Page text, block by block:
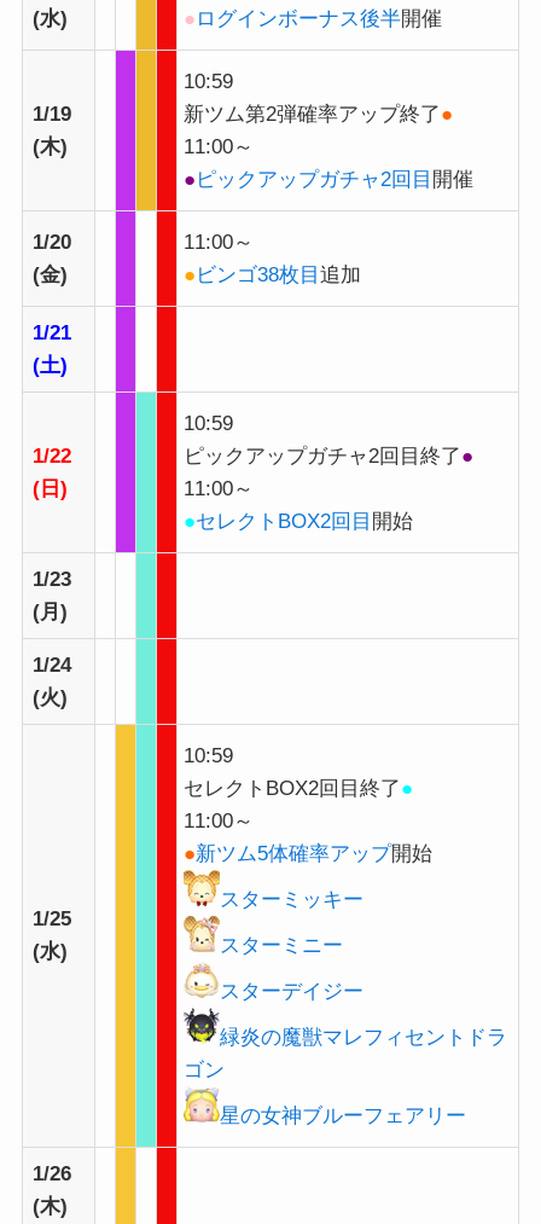
(水)
● ログインボーナス後半開催
1/19
(木)
10:59
新ツム第2弾確率アップ終了●
11:00～
● ピックアップガチャ2回目 開催
1/20
(金)
11:00～
● ビンゴ38枚目追加
1/21
(土)
1/22
(日)
10:59
ピックアップガチャ2回目終了●
11:00～
●セレクトBOX2回目 開始
1/23
(月)
1/24
(火)
1/25
(水)
10:59
セレクトBOX2回目終了●
11:00～
●新ツム5体確率アップ開始
スターミッキー
スターミニー
スターデイジー
緑炎の魔獣マレフィセントドラ
ゴン
星の女神ブルーフェアリー
1/26
(木)